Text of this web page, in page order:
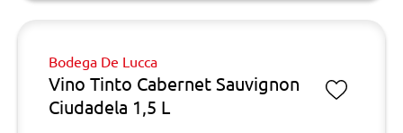
Bodega De Lucca
Vino Tinto Cabernet Sauvignon
Ciudadela 1,5 L